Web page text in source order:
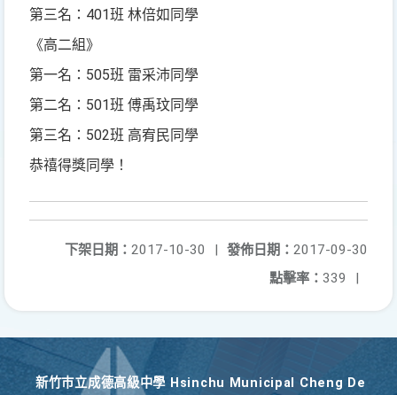
第三名：401班 林倍如同學
《高二組》
第一名：505班 雷采沛同學
第二名：501班 傅禹玟同學
第三名：502班 高宥民同學
恭禧得獎同學！
發佈日期： 2017-09-30
下架日期： 2017-10-30
|
點擊率： 339 |
新竹巿立成德高級中學 Hsinchu Municipal Cheng De